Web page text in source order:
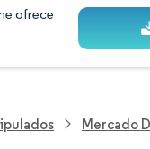
ofrece
Mercado